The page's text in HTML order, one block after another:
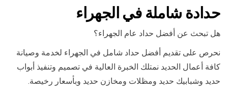
حدادة شاملة في الجهراء
هل تبحث عن أفضل حداد عام الجهراء؟
نحرص على تقديم أفضل حداد شامل في الجهراء لخدمة وصيانة
كافة أعمال الحديد نمتلك الخبرة العالية في تصميم وتنفيذ أبواب
حديد وشبابيك حديد ومظلات ومخازن حديد وبأسعار رخيصة.